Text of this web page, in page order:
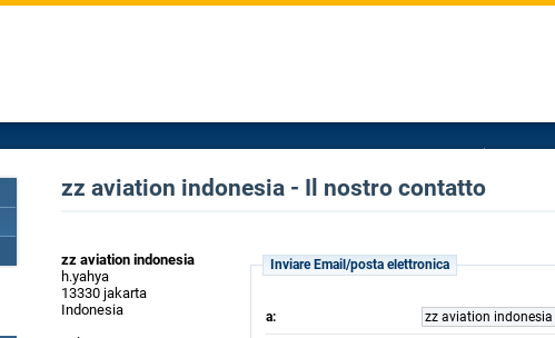
zz aviation indonesia - Il nostro contatto
zz aviation indonesia
h.yahya
13330 jakarta
Indonesia
Inviare Email/posta elettronica
a: zz aviation indonesia